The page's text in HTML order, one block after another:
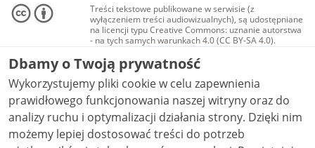
Treści tekstowe publikowane w serwisie (z
wyłączeniem treści audiowizualnych), są udostępniane
na licencji typu Creative Commons: uznanie autorstwa
- na tych samych warunkach 4.0 (CC BY-SA 4.0).
Materiały audiowizualne, w tym zdjęcia, materiały
audio i wideo, są udostępniane na licencji typu
Creative Commons: uznanie autorstwa użycie
niekomercyjne - bez utworów zależnych 4.0 (CC BY-
NC-ND 4.0), o ile nie jest to stwierdzone inaczej.
Dbamy o Twoją prywatność
Wykorzystujemy pliki cookie w celu zapewnienia
prawidłowego funkcjonowania naszej witryny oraz do
analizy ruchu i optymalizacji działania strony. Dzięki nim
możemy lepiej dostosować treści do potrzeb